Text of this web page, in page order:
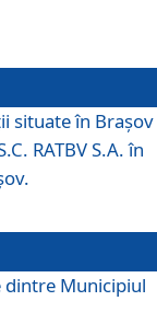
situate în Brașov
RATBV S.A. în
Municipiul